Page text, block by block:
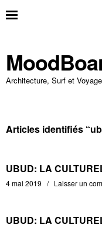
Architecture, Surf et Voyage
Articles identifiés “
UBUD: LA
4 mai 2019 Laisser un
UBUD: LA